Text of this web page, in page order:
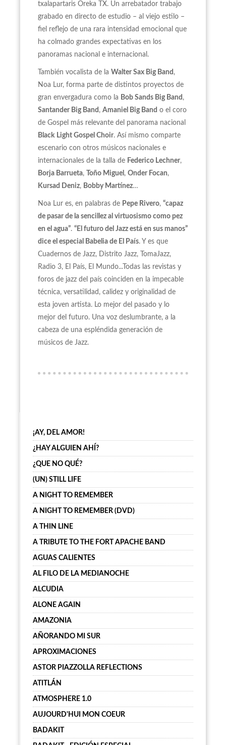
txalapartaris Oreka TX. Un arrebatador trabajo
grabado en directo de estudio – al viejo estilo –
fiel reflejo de una rara intensidad emocional que
ha colmado grandes expectativas en los
panoramas nacional e internacional.
También vocalista de la Walter Sax Big Band ,
Noa Lur, forma parte de distintos proyectos de
gran envergadura como la Bob Sands Big Band ,
Santander Big Band , Amaniel Big Band o el coro
de Gospel más relevante del panorama nacional
Black Light Gospel Choir. Así mismo comparte
escenario con otros músicos nacionales e
internacionales de la talla de Federico Lechner,
Borja Barrueta, Toño Miguel , Onder Focan,
Kursad Deniz, Bobby Martínez…
Noa Lur es, en palabras de Pepe Rivero, “capaz
de pasar de la sencillez al virtuosismo como pez
en el agua”. “El futuro del Jazz está en sus manos”
dice el especial Babelia de El País. Y es que
Cuadernos de Jazz, Distrito Jazz, TomaJazz,
Radio 3, El País, El Mundo...Todas las revistas y
foros de jazz del país coinciden en la impecable
técnica, versatilidad, calidez y originalidad de
esta joven artista. Lo mejor del pasado y lo
mejor del futuro. Una voz deslumbrante, a la
cabeza de una espléndida generación de
músicos de Jazz.
¡AY, DEL AMOR!
¿HAY ALGUIEN AHÍ?
¿QUE NO QUÉ?
(UN) STILL LIFE
A NIGHT TO REMEMBER
A NIGHT TO REMEMBER (DVD)
A THIN LINE
A TRIBUTE TO THE FORT APACHE BAND
AGUAS CALIENTES
AL FILO DE LA MEDIANOCHE
ALCUDIA
ALONE AGAIN
AMAZONIA
AÑORANDO MI SUR
APROXIMACIONES
ASTOR PIAZZOLLA REFLECTIONS
ATITLÁN
ATMOSPHERE 1.0
AUJOURD'HUI MON COEUR
BADAKIT